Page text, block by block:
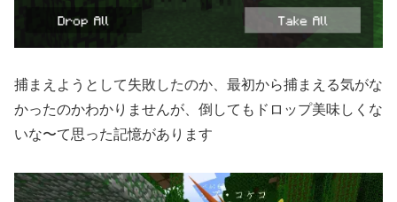
捕まえようとして失敗したのか、最初から捕まえる気がな
かったのかわかりませんが、倒してもドロップ美味しくな
いな〜て思った記憶があります